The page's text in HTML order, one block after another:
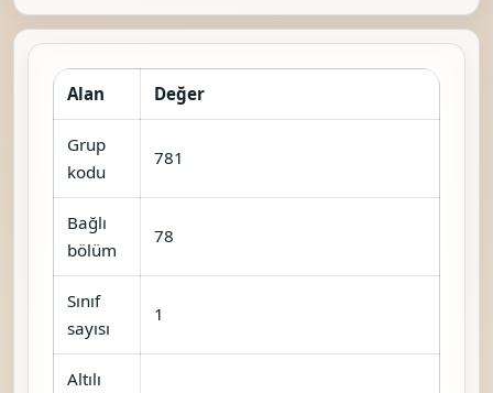
Alan Değer
Grup
kodu
781
Bağlı
bölüm
78
Sınıf
sayısı
1
Altılı